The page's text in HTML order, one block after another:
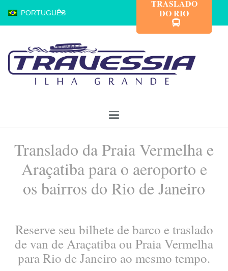
PORTUGUÊS
TRASLADO
DO RIO
Translado da Praia Vermelha e
Araçatiba para o aeroporto e
os bairros do Rio de Janeiro
Reserve seu bilhete de barco e traslado
de van de Araçatiba ou Praia Vermelha
para Rio de Janeiro ao mesmo tempo.